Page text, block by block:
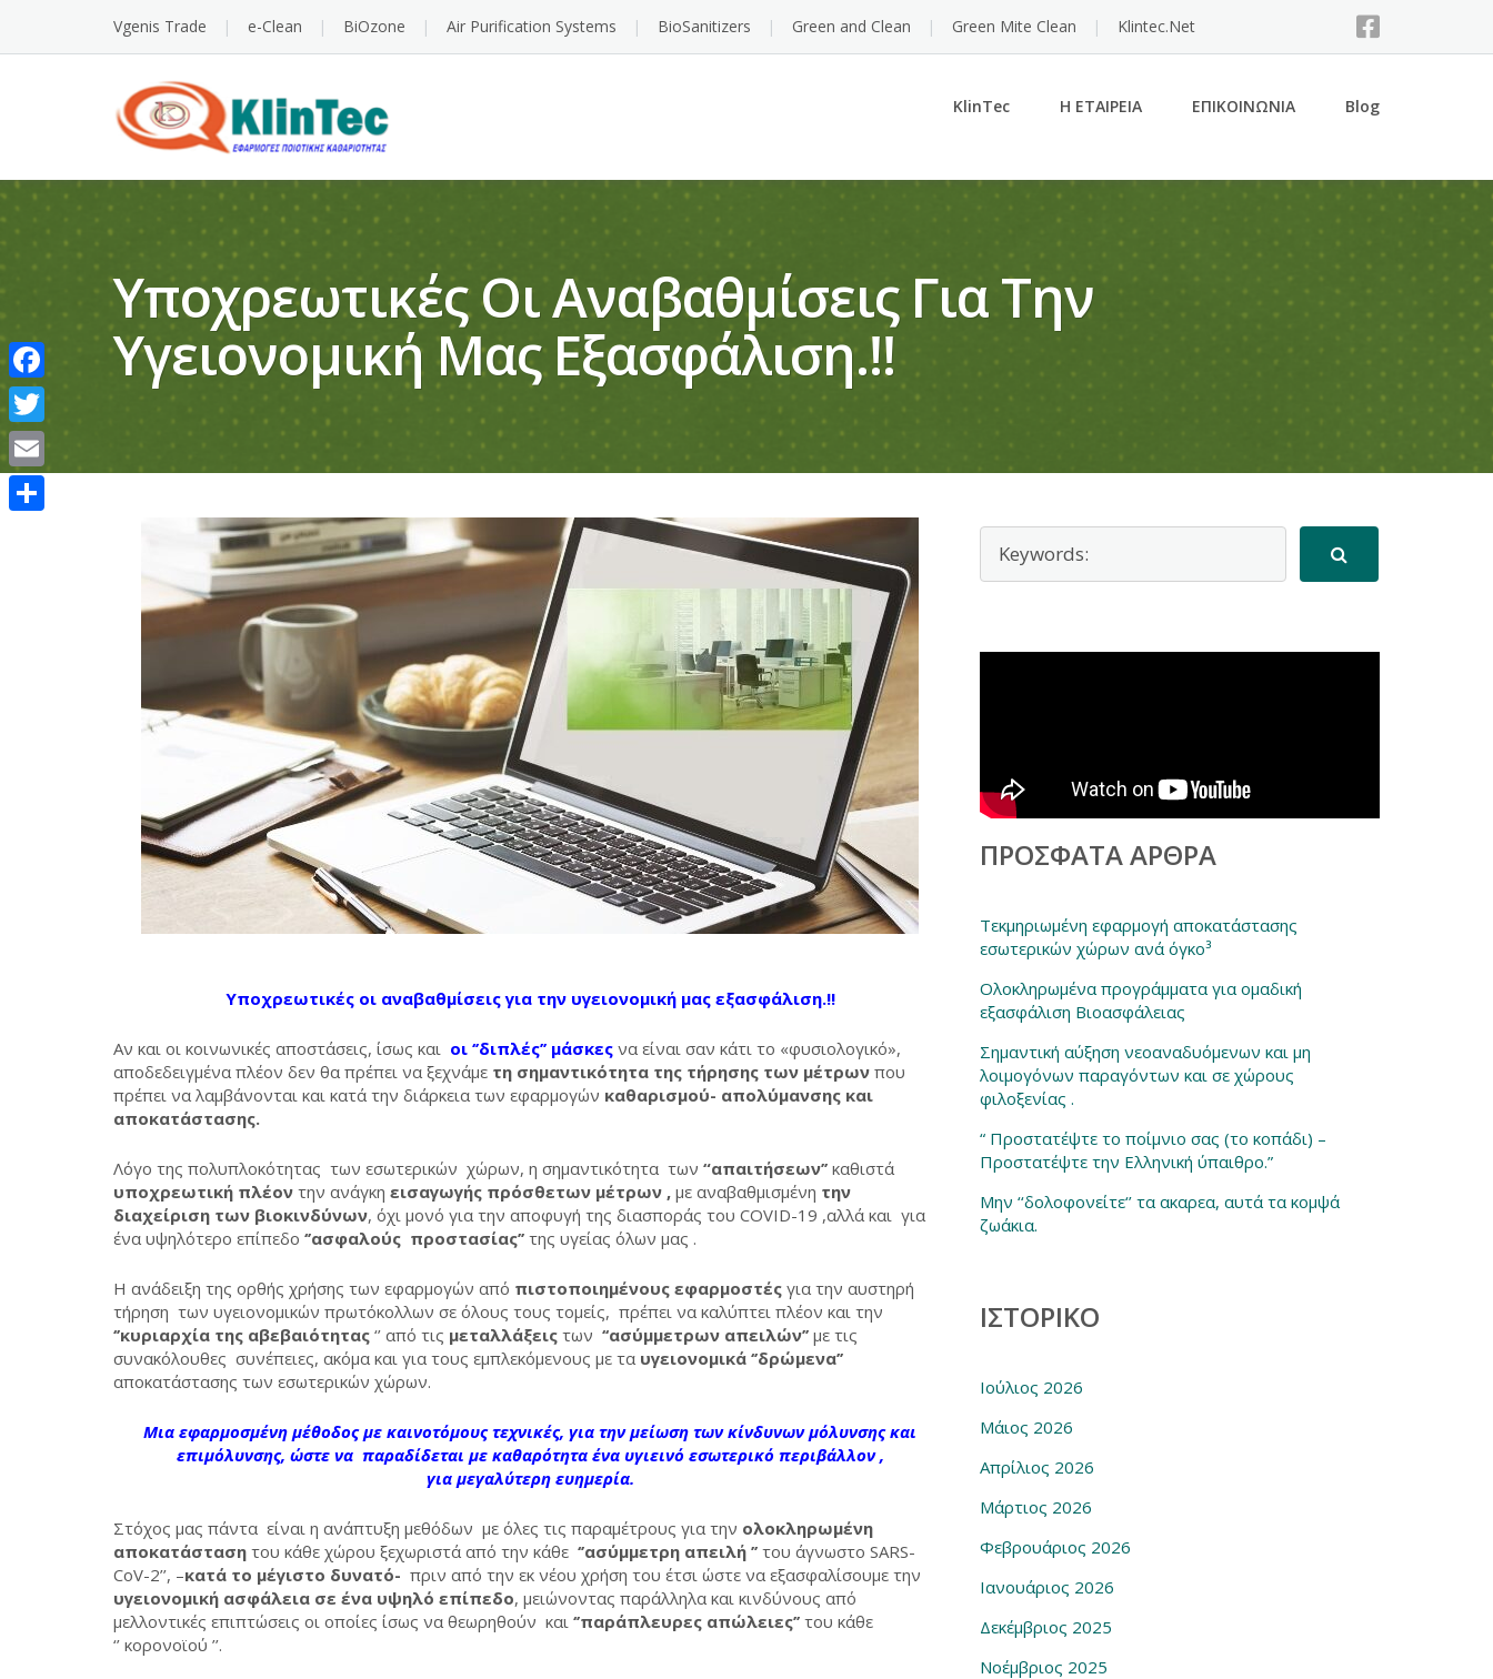
Vgenis Trade e-Clean BiOzone Air Purification Systems BioSanitizers Green and Clean Green Mite Clean Klintec.Net
KlinTec Η ΕΤΑΙΡΕΙΑ ΕΠΙΚΟΙΝΩΝΙΑ Blog
Υποχρεωτικές Οι Αναβαθμίσεις Για Την
Υγειονομική Μας Εξασφάλιση.!!
Υποχρεωτικές οι αναβαθμίσεις για την υγειονομική μας εξασφάλιση.!!
Αν και οι κοινωνικές αποστάσεις, ίσως και οι ‘’διπλές’’ μάσκες να είναι σαν κάτι το «φυσιολογικό»,
αποδεδειγμένα πλέον δεν θα πρέπει να ξεχνάμε τη σημαντικότητα της τήρησης των μέτρων που
πρέπει να λαμβάνονται και κατά την διάρκεια των εφαρμογών καθαρισμού- απολύμανσης και
αποκατάστασης.
Λόγο της πολυπλοκότητας των εσωτερικών χώρων, η σημαντικότητα των “απαιτήσεων’’ καθιστά
υποχρεωτική πλέον την ανάγκη εισαγωγής πρόσθετων μέτρων , με αναβαθμισμένη την
διαχείριση των βιοκινδύνων, όχι μονό για την αποφυγή της διασποράς του COVID-19 ,αλλά και για
ένα υψηλότερο επίπεδο ‘’ασφαλούς προστασίας’’ της υγείας όλων μας .
Η ανάδειξη της ορθής χρήσης των εφαρμογών από πιστοποιημένους εφαρμοστές για την αυστηρή
τήρηση των υγειονομικών πρωτόκολλων σε όλους τους τομείς, πρέπει να καλύπτει πλέον και την
‘’κυριαρχία της αβεβαιότητας ‘’ από τις μεταλλάξεις των ‘‘ασύμμετρων απειλών’’ με τις
συνακόλουθες συνέπειες, ακόμα και για τους εμπλεκόμενους με τα υγειονομικά ‘’δρώμενα’’
αποκατάστασης των εσωτερικών χώρων.
Μια εφαρμοσμένη μέθοδος με καινοτόμους τεχνικές, για την μείωση των κίνδυνων μόλυνσης και
επιμόλυνσης, ώστε να παραδίδεται με καθαρότητα ένα υγιεινό εσωτερικό περιβάλλον ,
για μεγαλύτερη ευημερία.
Στόχος μας πάντα είναι η ανάπτυξη μεθόδων με όλες τις παραμέτρους για την ολοκληρωμένη
αποκατάσταση του κάθε χώρου ξεχωριστά από την κάθε ‘’ασύμμετρη απειλή ’’ του άγνωστο SARS-
CoV-2’’, –κατά το μέγιστο δυνατό- πριν από την εκ νέου χρήση του έτσι ώστε να εξασφαλίσουμε την
υγειονομική ασφάλεια σε ένα υψηλό επίπεδο, μειώνοντας παράλληλα και κινδύνους από
μελλοντικές επιπτώσεις οι οποίες ίσως να θεωρηθούν και ‘’παράπλευρες απώλειες’’ του κάθε
‘’ κορονοϊού ’’.
ΠΡΌΣΦΑΤΑ ΆΡΘΡΑ
Τεκμηριωμένη εφαρμογή αποκατάστασης
εσωτερικών χώρων ανά όγκο³
Ολοκληρωμένα προγράμματα για ομαδική
εξασφάλιση Βιοασφάλειας
Σημαντική αύξηση νεοαναδυόμενων και μη
λοιμογόνων παραγόντων και σε χώρους
φιλοξενίας .
“ Προστατέψτε το ποίμνιο σας (το κοπάδι) –
Προστατέψτε την Ελληνική ύπαιθρο.”
Μην ‘‘δολοφονείτε‘’ τα ακαρεα, αυτά τα κομψά
ζωάκια.
ΙΣΤΟΡΙΚΌ
Ιούλιος 2026
Μάιος 2026
Απρίλιος 2026
Μάρτιος 2026
Φεβρουάριος 2026
Ιανουάριος 2026
Δεκέμβριος 2025
Νοέμβριος 2025
Facebook
Twitter
Email